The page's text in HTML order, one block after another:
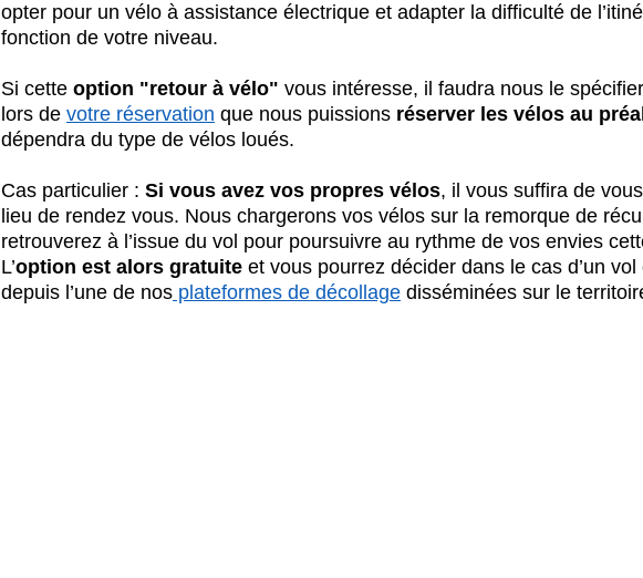
opter pour un vélo à assistance électrique et adapter la difficulté de
fonction de votre niveau.
Si cette option "retour à vélo" vous intéresse, il faudra nous le
lors de votre réservation que nous puissions réserver les vélos au
dépendra du type de vélos loués.
Cas particulier : Si vous avez vos propres vélos, il vous suffira de
lieu de rendez vous. Nous chargerons vos vélos sur la remorque de
retrouverez à l’issue du vol pour poursuivre au rythme de vos envies
L’option est alors gratuite et vous pourrez décider dans le cas d’un
depuis l’une de nos plateformes de décollage disséminées sur le